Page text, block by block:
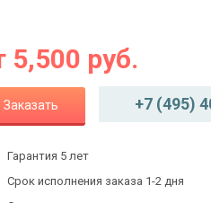
5,500 руб.
Заказать +7 (495)
Гарантия 5 лет
Срок исполнения заказа 1-2 дня